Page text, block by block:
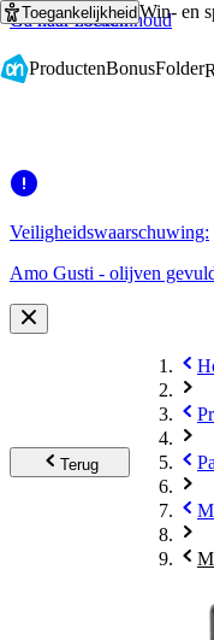
Ga naar hoofdinhoud
Ga naar zoeken
ToegankelijkheidWin- en
ProductenBonusFolder
Veiligheidswaarschuwing:
Amo Gusti - olijven
Terug